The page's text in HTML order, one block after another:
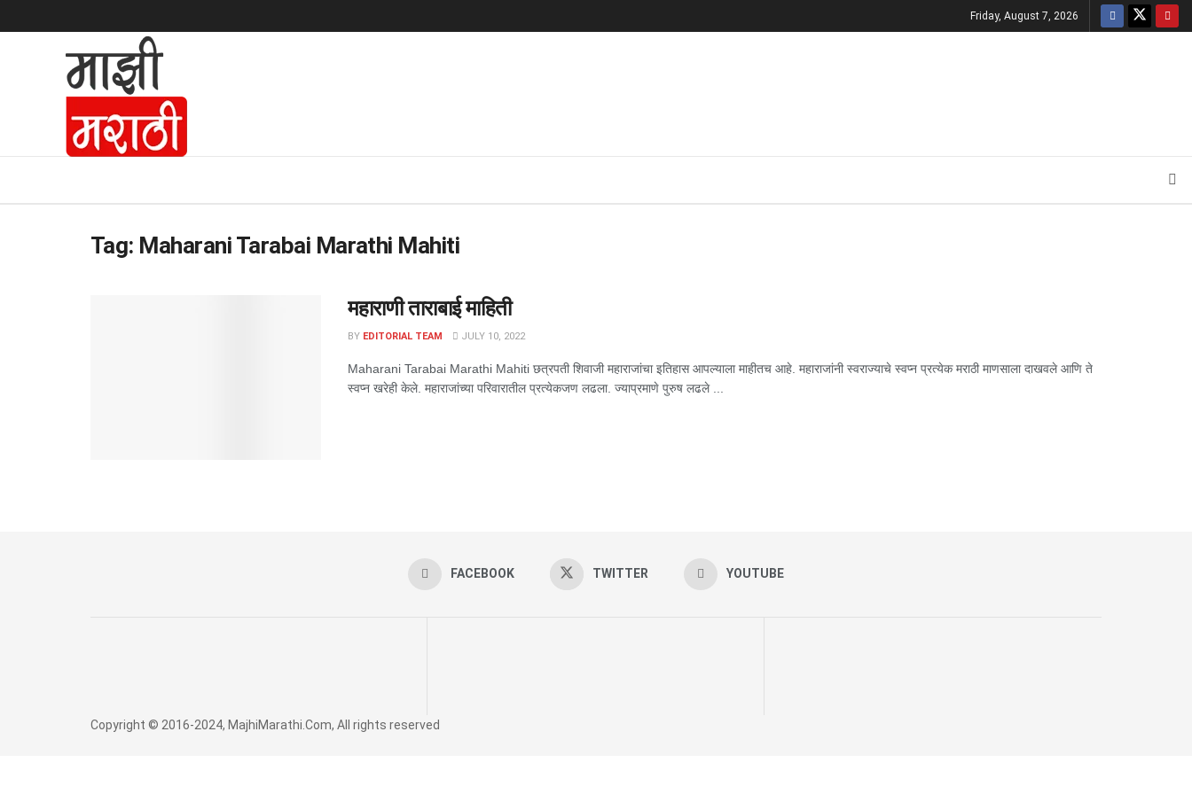
Friday, August 7, 2026
Tag: Maharani Tarabai Marathi Mahiti
महाराणी ताराबाई माहिती
BY EDITORIAL TEAM JULY 10, 2022
Maharani Tarabai Marathi Mahiti छत्रपती शिवाजी महाराजांचा इतिहास आपल्याला माहीतच आहे. महाराजांनी स्वराज्याचे स्वप्न प्रत्येक मराठी माणसाला दाखवले आणि ते
स्वप्न खरेही केले. महाराजांच्या परिवारातील प्रत्येकजण लढला. ज्याप्रमाणे पुरुष लढले ...
FACEBOOK TWITTER YOUTUBE
Copyright © 2016-2024, MajhiMarathi.Com, All rights reserved